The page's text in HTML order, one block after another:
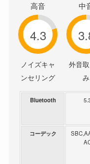
高音 中
4.3
ノイズキャ
ンセリング
外音
み
Bluetooth
コーデック